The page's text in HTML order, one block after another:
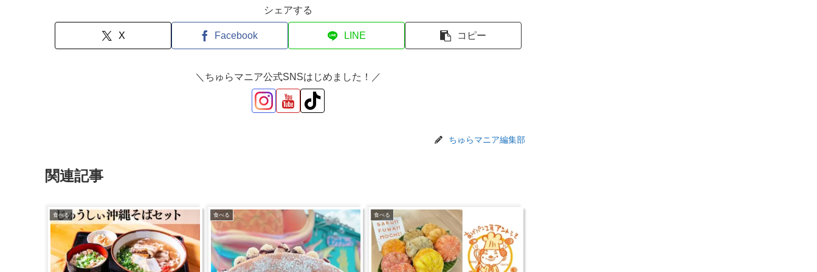
シェアする
X Facebook LINE コピー
＼ちゅらマニア公式SNSはじめました！／
ちゅらマニア編集部
関連記事
食べる 食べる 食べる